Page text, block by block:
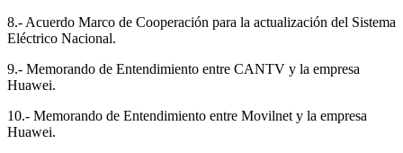
8.- Acuerdo Marco de Cooperación para la actualización del Sistema
Eléctrico Nacional.
9.- Memorando de Entendimiento entre CANTV y la empresa
Huawei.
10.- Memorando de Entendimiento entre Movilnet y la empresa
Huawei.